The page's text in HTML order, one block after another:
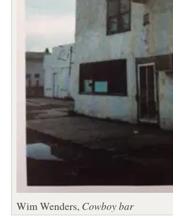
Wim Wenders, Cowboy bar